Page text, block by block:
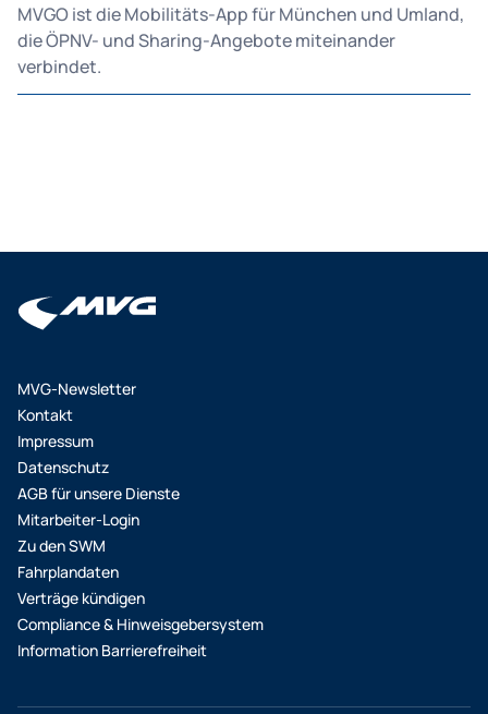
MVGO ist die Mobilitäts-App für München und Umland,
die ÖPNV- und Sharing-Angebote miteinander
verbindet.
MVG-Newsletter
Kontakt
Impressum
Datenschutz
AGB für unsere Dienste
Mitarbeiter-Login
Zu den SWM
Fahrplandaten
Verträge kündigen
Compliance & Hinweisgebersystem
Information Barrierefreiheit